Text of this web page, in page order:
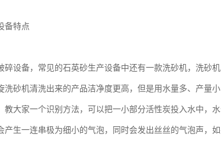
备特点
碎设备，常见的石英砂生产设备中还有一款洗砂机，洗砂
洗砂机清洗出来的产品洁净度更高，但是用水量多、产量
教大家一个识别方法，可以把一小部分活性炭投入水中，
产生一连串极为细小的气泡，同时会发出丝丝的气泡声，